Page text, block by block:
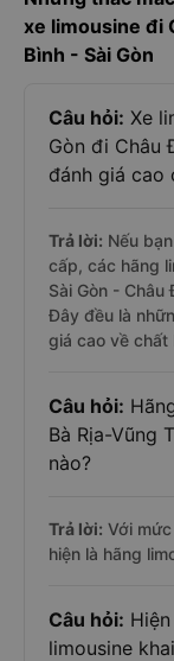
xe limousine đi
Bình - Sài Gòn
Câu hỏi: Xe
Gòn đi Châu
đánh giá cao
Trả lời: Nếu
cấp, các hãng
Sài Gòn - Châu
Đây đều là
giá cao về
Câu hỏi:
Bà Rịa-Vũng
nào?
Trả lời: Với
hiện là hãng
Câu hỏi:
limousine